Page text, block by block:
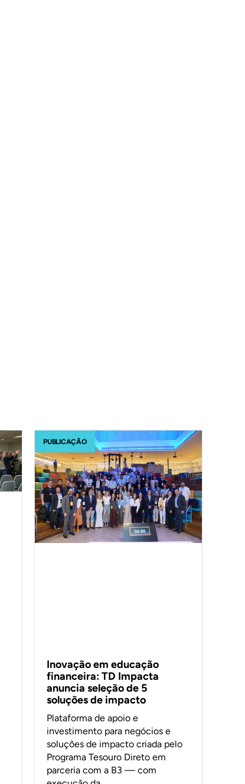
PUBLICAÇÃO
Inovação em educação
financeira: TD Impacta
anuncia seleção de 5
soluções de impacto
Plataforma de apoio e
investimento para negócios e
soluções de impacto criada pelo
Programa Tesouro Direto em
parceria com a B3 — com